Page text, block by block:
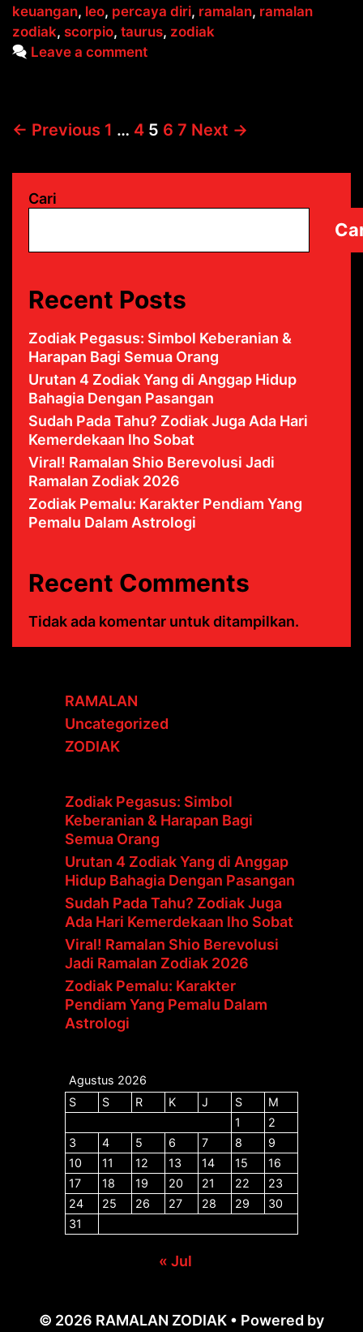
keuangan, leo, percaya diri, ramalan, ramalan
zodiak, scorpio, taurus, zodiak
Leave a comment
Post
← Previous 1 … 4 5 6 7 Next →
Cari
Recent Posts
Zodiak Pegasus: Simbol Keberanian &
Harapan Bagi Semua Orang
Urutan 4 Zodiak Yang di Anggap Hidup
Bahagia Dengan Pasangan
Sudah Pada Tahu? Zodiak Juga Ada Hari
Kemerdekaan lho Sobat
Viral! Ramalan Shio Berevolusi Jadi
Ramalan Zodiak 2026
Zodiak Pemalu: Karakter Pendiam Yang
Pemalu Dalam Astrologi
Recent Comments
Tidak ada komentar untuk ditampilkan.
RAMALAN
Uncategorized
ZODIAK
Zodiak Pegasus: Simbol
Keberanian & Harapan Bagi
Semua Orang
Urutan 4 Zodiak Yang di Anggap
Hidup Bahagia Dengan Pasangan
Sudah Pada Tahu? Zodiak Juga
Ada Hari Kemerdekaan lho Sobat
Viral! Ramalan Shio Berevolusi
Jadi Ramalan Zodiak 2026
Zodiak Pemalu: Karakter
Pendiam Yang Pemalu Dalam
Astrologi
Agustus 2026
S
S R K J S
M
1
2
3
4 5 6 7 8
9
10
11 12 13 14 15
16
17
18 19 20 21 22
23
24
25 26 27 28 29
30
31
« Jul
© 2026 RAMALAN ZODIAK • Powered by